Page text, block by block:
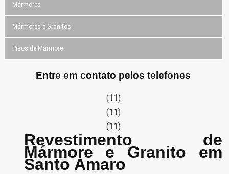
Mármores
Mármores e Granitos
Pisos de Mármore
Entre em contato pelos telefones
(11)
(11)
(11)
Revestimento de
Mármore e Granito em
Santo Amaro